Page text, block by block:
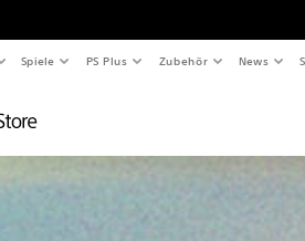
Spiele PS Plus Zubehör News